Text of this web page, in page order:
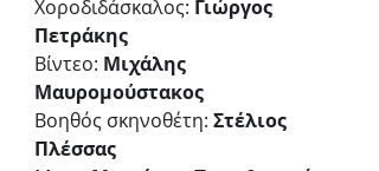
Χοροδιδάσκαλος: Γιώργος
Πετράκης
Βίντεο: Μιχάλης
Μαυρομούστακος
Βοηθός σκηνοθέτη: Στέλιος
Πλέσσας